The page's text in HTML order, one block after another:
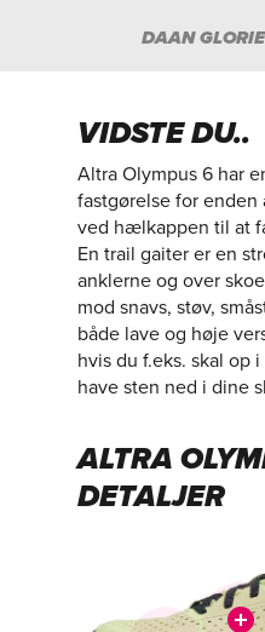
DAAN
VIDSTE DU..
Altra Olympus 6 har
fastgørelse for enden
ved hælkappen til at
En trail gaiter er en
anklerne og over
mod snavs, støv,
både lave og høje
hvis du f.eks. skal op
have sten ned i dine
ALTRA
DETALJER